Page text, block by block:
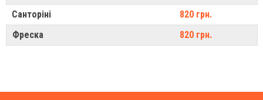
Санторіні
820 грн.
Фреска
820 грн.